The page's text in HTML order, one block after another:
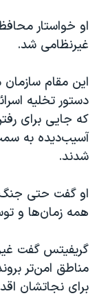
او خواستار
غیرنظامی شد.
این مقام سازمان
دستور تخلیه
که جایی برای
آسیب‌دیده به
شدند‌‌.
او گفت حتی جنگ‌
همه زمان‌ها و
گریفیتس گفت غیر
مناطق امن‌تر
برای نجاتشان